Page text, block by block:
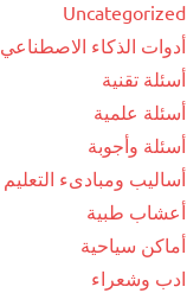
Uncategorized
أدوات الذكاء الاصطناعي AI
أسئلة تقنية
أسئلة علمية
أسئلة وأجوبة
أساليب ومبادىء التعليم
أعشاب طبية
أماكن سياحية
ادب وشعراء